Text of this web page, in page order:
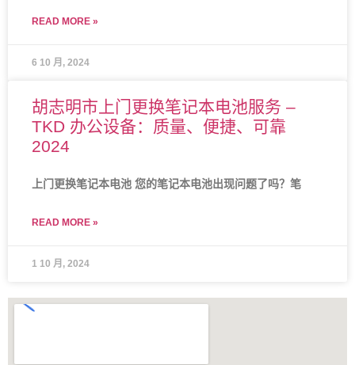
READ MORE »
6 10 月, 2024
胡志明市上门更换笔记本电池服务 –
TKD 办公设备：质量、便捷、可靠
2024
上门更换笔记本电池 您的笔记本电池出现问题了吗？笔
READ MORE »
1 10 月, 2024